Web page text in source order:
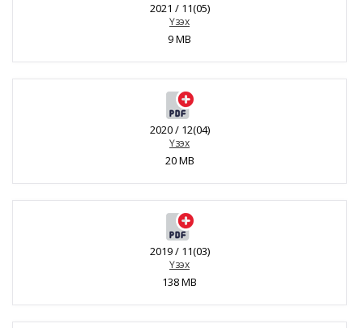
2021 / 11(05)
Үзэх
9 MB
2020 / 12(04)
Үзэх
20 MB
2019 / 11(03)
Үзэх
138 MB